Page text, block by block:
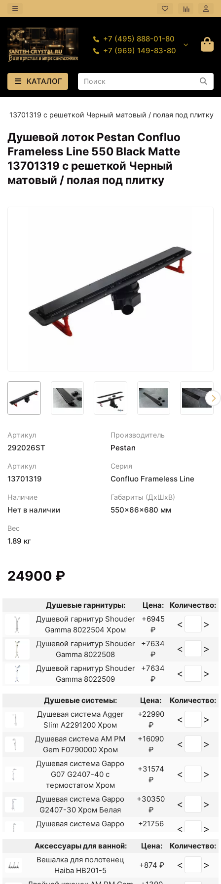
+7 (495) 888-01-80
+7 (969) 149-83-80
КАТАЛОГ
13701319 с решеткой Черный матовый / полая под плитку
Душевой лоток Pestan Confluo
Frameless Line 550 Black Matte
13701319 с решеткой Черный
матовый / полая под плитку
Артикул
292026ST
Производитель
Pestan
Артикул
13701319
Серия
Confluo Frameless Line
Наличие
Нет в наличии
Габариты (ДхШхВ)
550×66×680 мм
Вес
1.89 кг
24900 ₽
Душевые гарнитуры: Цена:
Количество:
Душевой гарнитур Shouder
Gamma 8022504 Хром
+6945
₽
< >
Душевой гарнитур Shouder
Gamma 8022508
+7634
₽
< >
Душевой гарнитур Shouder
Gamma 8022509
+7634
₽
< >
Душевые системы: Цена:
Количество:
Душевая система Agger
Slim A2291200 Хром
+22990
₽
< >
Душевая система AM PM
Gem F0790000 Хром
+16090
₽
< >
Душевая система Gappo
G07 G2407-40 с
термостатом Хром
+31574
₽
< >
Душевая система Gappo
G2407-30 Хром Белая
+30350
₽
< >
Душевая система Gappo
+21756
< >
Душевая система Haiba
HB24533-3 Пепельный
+24153
Душевая система Shouder
Аксессуары для ванной: Цена:
Количество:
Вешалка для полотенец
Haiba HB201-5
+874 ₽ < >